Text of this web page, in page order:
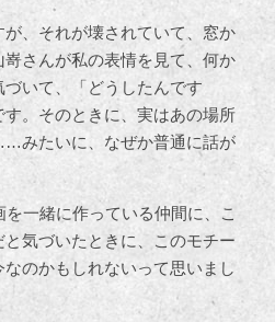
、それが壊されていて、窓か
さんが私の表情を見て、何か
いて、「どうしたんです
。そのときに、実はあの場所
みたいに、なぜか普通に話が
一緒に作っている仲間に、こ
気づいたときに、このモチー
のかもしれないって思いまし